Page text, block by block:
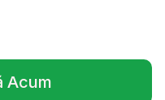
Acum
deschide într-o filă